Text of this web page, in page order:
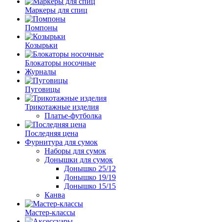
Маркеры для спиц
Помпоны
Козырьки
Блокаторы носочные
Журналы
Пуговицы
Трикотажные изделия
Платье-футболка
Последняя цена
Фурнитура для сумок
Наборы для сумок
Донышки для сумок
Донышко 25/12
Донышко 19/19
Донышко 15/15
Канва
Мастер-классы